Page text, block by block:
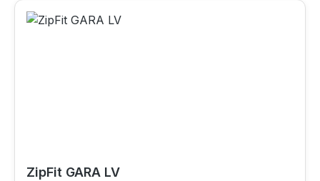
ZipFit GARA LV